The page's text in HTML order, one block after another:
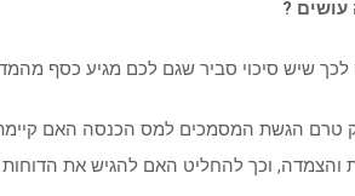
עושים ?
לכך שיש סיכוי סביר שגם לכם מגיע כסף
טרם הגשת המסמכים למס הכנסה האם
והצמדה, וכך להחליט האם להגיש את